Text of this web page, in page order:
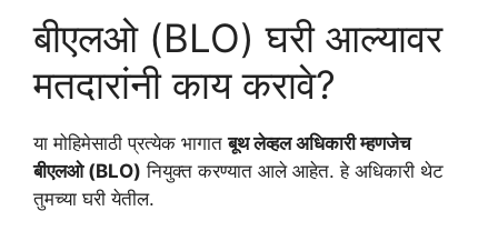
बीएलओ (BLO) घरी आल्यावर
मतदारांनी काय करावे?
या मोहिमेसाठी प्रत्येक भागातबूथ लेव्हल अधिकारी म्हणजेच
बीएलओ (BLO) नियुक्त करण्यात आले आहेत. हे अधिकारी थेट
तुमच्या घरी येतील.